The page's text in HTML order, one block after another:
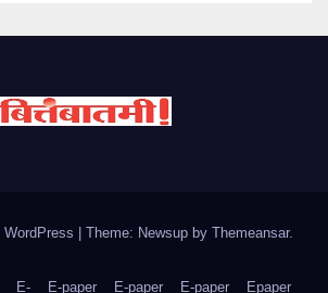
WordPress | Theme: Newsup by Themeansar.
E- E-paper E-paper E-paper Epaper